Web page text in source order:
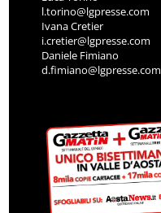
l.torino@lgpresse.com
Ivana Cretier
i.cretier@lgpresse.com
Daniele Fimiano
d.fimiano@lgpresse.com